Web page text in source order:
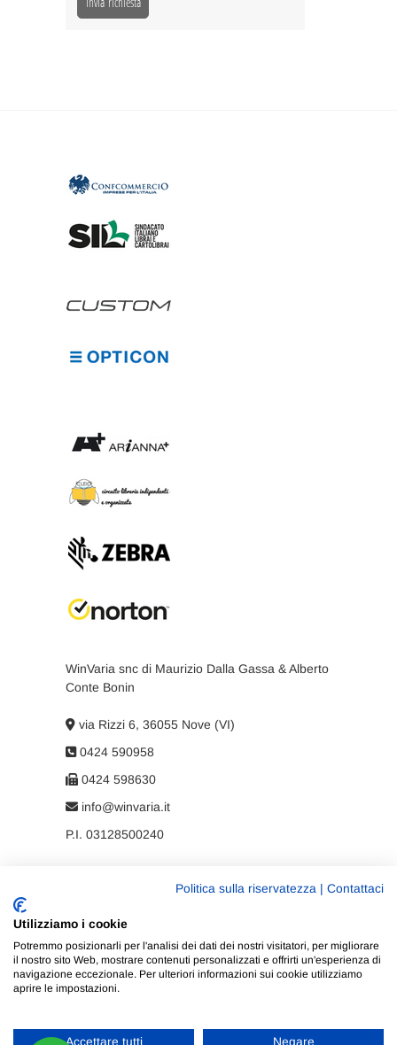
WinVaria snc di Maurizio Dalla Gassa & Alberto
Conte Bonin
via Rizzi 6, 36055 Nove (VI)
0424 590958
0424 598630
info@winvaria.it
P.I. 03128500240
Privacy policy
Politica sulla riservatezza Contattaci
Utilizziamo i cookie
Potremmo posizionarli per l'analisi dei dati dei nostri visitatori, per migliorare
il nostro sito Web, mostrare contenuti personalizzati e offrirti un'esperienza di
navigazione eccezionale. Per ulteriori informazioni sui cookie utilizziamo
aprire le impostazioni.
Accettare tutti Negare